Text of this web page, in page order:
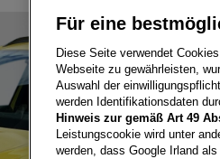
Für eine
Diese Seite verwendet
Webseite zu gewährleisten,
Auswahl der
werden Identifikationsdaten
Hinweis zur gemäß Art 49
Leistungscookie wird unter
werden, dass Google Irland